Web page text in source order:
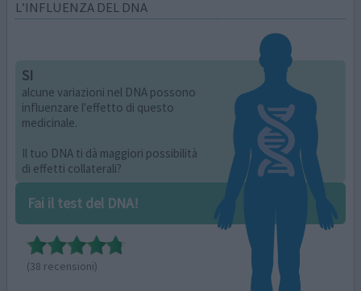
L’INFLUENZA DEL DNA
SI
alcune variazioni nel DNA possono
influenzare l'effetto di questo
medicinale.
Il tuo DNA ti dà maggiori possibilità
di effetti collaterali?
Fai il test del DNA!
(38 recensioni)